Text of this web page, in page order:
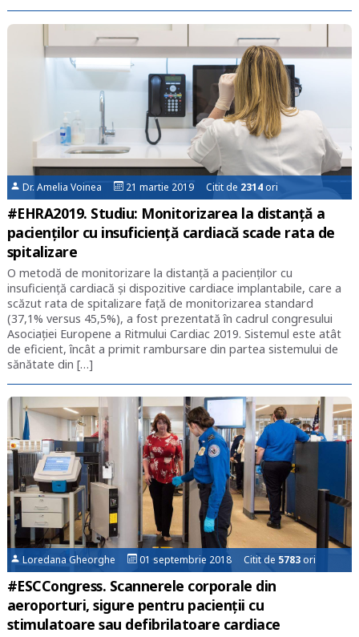
Dr. Amelia Voinea 21 martie 2019 Citit de 2314ori
#EHRA2019. Studiu: Monitorizarea la distanță a
pacienților cu insuficiență cardiacă scade rata de
spitalizare
O metodă de monitorizare la distanță a pacienților cu
insuficiență cardiacă și dispozitive cardiace implantabile, care a
scăzut rata de spitalizare față de monitorizarea standard
(37,1% versus 45,5%), a fost prezentată în cadrul congresului
Asociației Europene a Ritmului Cardiac 2019. Sistemul este atât
de eficient, încât a primit rambursare din partea sistemului de
sănătate din […]
Loredana Gheorghe 01 septembrie 2018 Citit de 5783 ori
#ESCCongress. Scannerele corporale din
aeroporturi, sigure pentru pacienții cu
stimulatoare sau defibrilatoare cardiace